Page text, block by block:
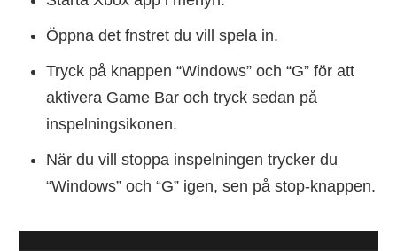
Öppna det fnstret du vill spela in.
Tryck på knappen “Windows” och “G” för att
aktivera Game Bar och tryck sedan på
inspelningsikonen.
När du vill stoppa inspelningen trycker du
“Windows” och “G” igen, sen på stop-knappen.